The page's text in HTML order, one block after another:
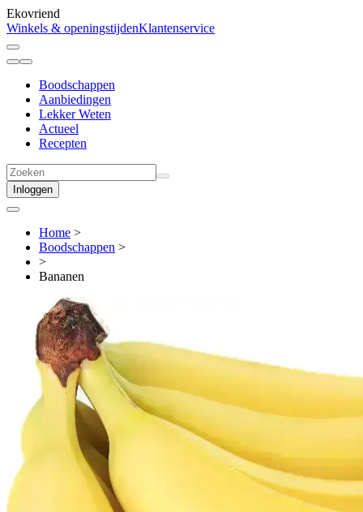
Ekovriend
Winkels & openingstijdenKlantenservice
Boodschappen
Aanbiedingen
Lekker Weten
Actueel
Recepten
Inloggen
Home >
Boodschappen >
>
Bananen